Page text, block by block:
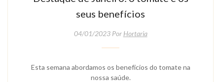
seus benefícios
04/01/2023 Por Hortaria
Esta semana abordamos os benefícios do tomate na
nossa saúde.